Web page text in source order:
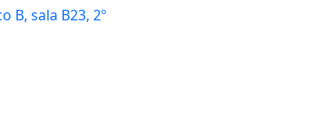
B, sala B23, 2º